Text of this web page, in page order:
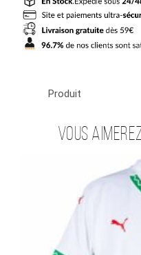
Exterieur
2026
2027
Hakimi
Produit
Vous